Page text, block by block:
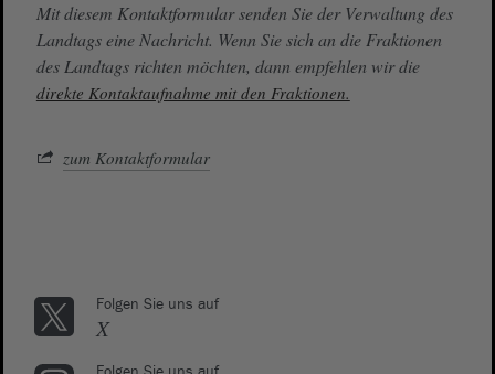
Mit diesem Kontaktformular senden Sie der Verwaltung des
Landtags eine Nachricht. Wenn Sie sich an die Fraktionen
des Landtags richten möchten, dann empfehlen wir die
direkte Kontaktaufnahme mit den Fraktionen.
zum Kontaktformular
Folgen Sie uns auf
X